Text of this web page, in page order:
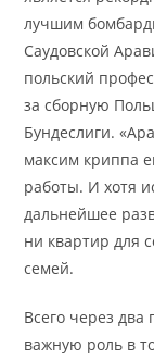
лучшим
Саудовской
польский
за сборную
Бундеслиги.
максим криппа
работы. И хотя
дальнейшее
ни квартир для
семей.
Всего через
важную роль в